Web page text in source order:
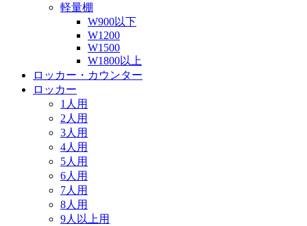
軽量棚
W900以下
W1200
W1500
W1800以上
ロッカー・カウンター
ロッカー
1人用
2人用
3人用
4人用
5人用
6人用
7人用
8人用
9人以上用